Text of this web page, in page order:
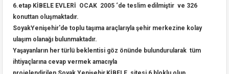
6.etap KİBELE EVLERİ OCAK 2005 ‘de teslim edilmiştir ve 326
konuttan oluşmaktadır.
SoyakYenişehir'de toplu taşıma araçlarıyla şehir merkezine kolay
ulaşım olanağı bulunmaktadır.
Yaşayanların her türlü beklentisi göz önünde bulundurularak tüm
ihtiyaçlarına cevap vermek amacıyla